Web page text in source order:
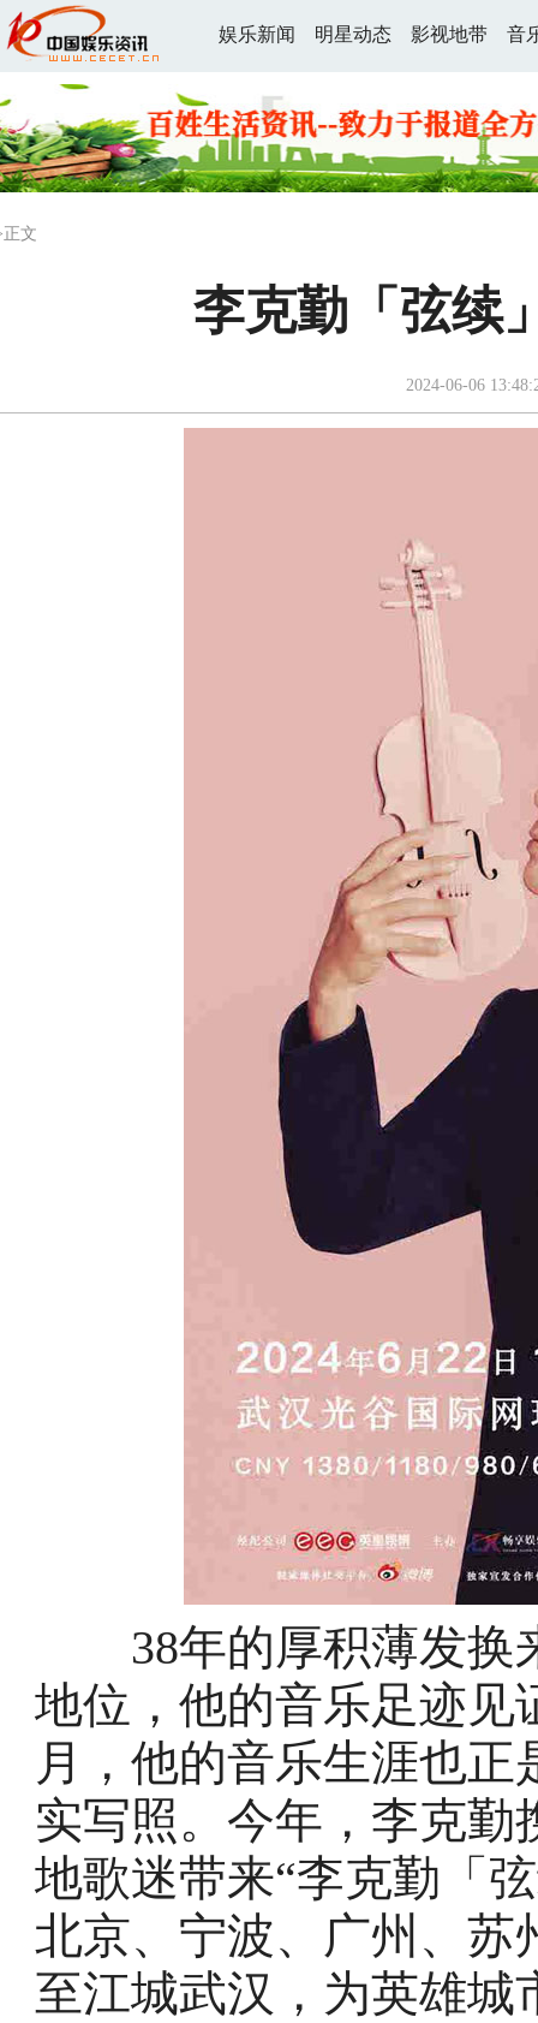
娱乐新闻 明星动态 影视地带 音
文
李克勤「弦续
2024-06-06
38年的厚积薄发换
地位，他的音乐足迹见
月，他的音乐生涯也
实写照。今年，李克
地歌迷带来“李克勤「
北京、宁波、广州、苏
至江城武汉，为英雄城